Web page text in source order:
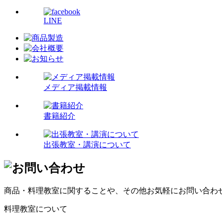
LINE
メディア掲載情報
書籍紹介
出張教室・講演について
商品・料理教室に関することや、その他お気軽にお問い合わ
料理教室について